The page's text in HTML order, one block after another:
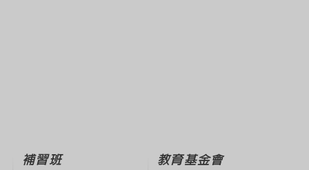
補習班 教育基金會